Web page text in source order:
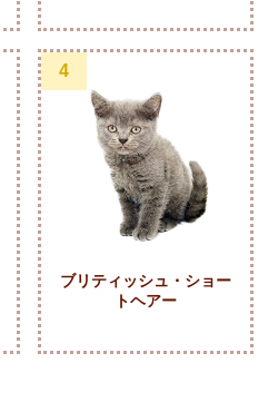
4
ブリティッシュ・ショー
トヘアー